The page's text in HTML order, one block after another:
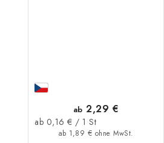
ab 1,89 € ohne MwSt.
ab 2,29 €
Verkaufspreis:
ab 0,16 € / 1 St